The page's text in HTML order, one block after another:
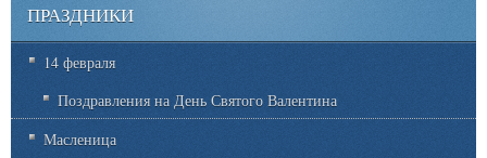
ПРАЗДНИКИ
14 февраля
Поздравления на День Святого Валентина
Масленица